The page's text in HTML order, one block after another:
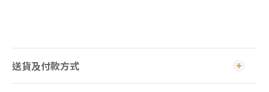
送貨及付款方式